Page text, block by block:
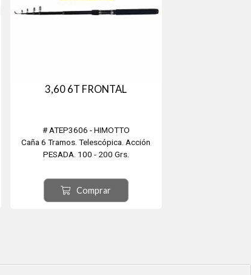
3,60 6T FRONTAL
# ATEP3606 - HIMOTTO
Caña 6 Tramos. Telescópica. Acción
PESADA. 100 - 200 Grs.
Comprar